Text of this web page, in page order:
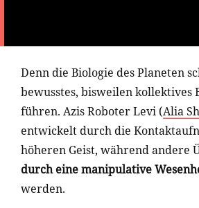
Denn die Biologie des Planeten
bewusstes, bisweilen kollektives
führen. Azis Roboter Levi (Alia
entwickelt durch die
höheren Geist, während andere
durch eine manipulative
werden.